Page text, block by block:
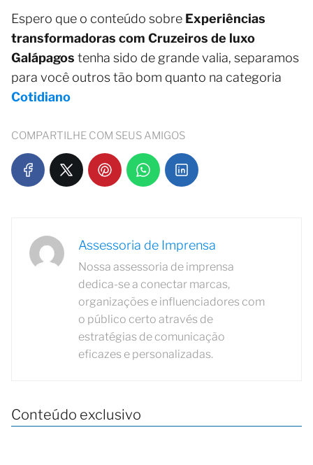
Espero que o conteúdo sobre Experiências
transformadoras com Cruzeiros de luxo
Galápagos tenha sido de grande valia, separamos
para você outros tão bom quanto na categoria
Cotidiano
COMPARTILHE COM SEUS AMIGOS
Assessoria de Imprensa
Nossa assessoria de imprensa
dedica-se a conectar marcas,
organizações e influenciadores com
o público certo através de
estratégias de comunicação
eficazes e personalizadas.
Conteúdo exclusivo